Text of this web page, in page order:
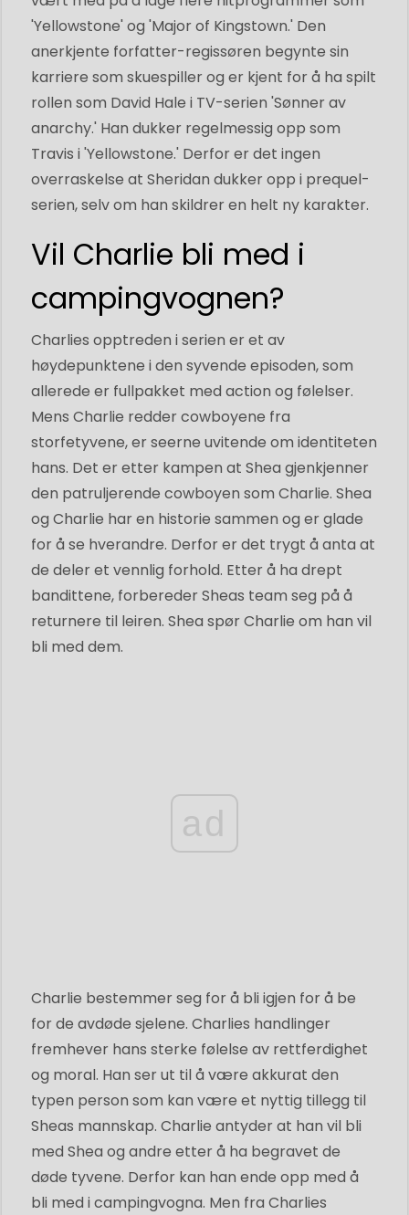
'Yellowstone' og 'Major of Kingstown.' Den
anerkjente forfatter-regissøren begynte sin
karriere som skuespiller og er kjent for å ha spilt
rollen som David Hale i TV-serien 'Sønner av
anarchy.' Han dukker regelmessig opp som
Travis i 'Yellowstone.' Derfor er det ingen
overraskelse at Sheridan dukker opp i prequel-
serien, selv om han skildrer en helt ny karakter.
Vil Charlie bli med i
campingvognen?
Charlies opptreden i serien er et av
høydepunktene i den syvende episoden, som
allerede er fullpakket med action og følelser.
Mens Charlie redder cowboyene fra
storfetyvene, er seerne uvitende om identiteten
hans. Det er etter kampen at Shea gjenkjenner
den patruljerende cowboyen som Charlie. Shea
og Charlie har en historie sammen og er glade
for å se hverandre. Derfor er det trygt å anta at
de deler et vennlig forhold. Etter å ha drept
bandittene, forbereder Sheas team seg på å
returnere til leiren. Shea spør Charlie om han vil
bli med dem.
ad
Charlie bestemmer seg for å bli igjen for å be
for de avdøde sjelene. Charlies handlinger
fremhever hans sterke følelse av rettferdighet
og moral. Han ser ut til å være akkurat den
typen person som kan være et nyttig tillegg til
Sheas mannskap. Charlie antyder at han vil bli
med Shea og andre etter å ha begravet de
døde tyvene. Derfor kan han ende opp med å
bli med i campingvogna. Men fra Charlies